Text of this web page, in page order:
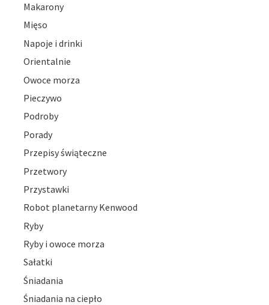
Makarony
Mięso
Napoje i drinki
Orientalnie
Owoce morza
Pieczywo
Podroby
Porady
Przepisy świąteczne
Przetwory
Przystawki
Robot planetarny Kenwood
Ryby
Ryby i owoce morza
Sałatki
Śniadania
Śniadania na ciepło